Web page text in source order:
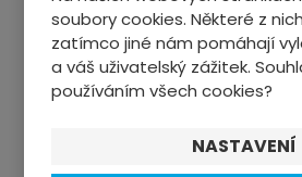
soubory cookies. Některé z
zatímco jiné nám pomáhají
a váš uživatelský zážitek.
používáním všech cookies?
NASTAVENÍ
SPORTOVNÍ VÝŽIVA
TRENAŽÉRY, FITNESS